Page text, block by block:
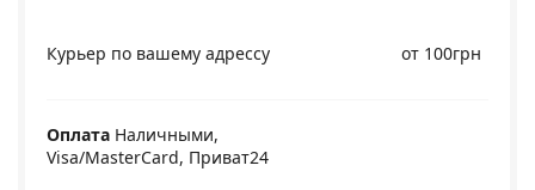
Курьер по вашему адрессу от 100грн
Оплата Наличными,
Visa/MasterCard, Приват24